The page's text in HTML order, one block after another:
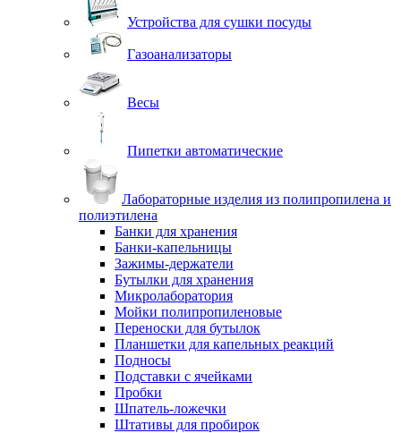
Устройства для сушки посуды
Газоанализаторы
Весы
Пипетки автоматические
Лабораторные изделия из полипропилена и
полиэтилена
Банки для хранения
Банки-капельницы
Зажимы-держатели
Бутылки для хранения
Микролаборатория
Мойки полипропиленовые
Переноски для бутылок
Планшетки для капельных реакций
Подносы
Подставки с ячейками
Пробки
Шпатель-ложечки
Штативы для пробирок